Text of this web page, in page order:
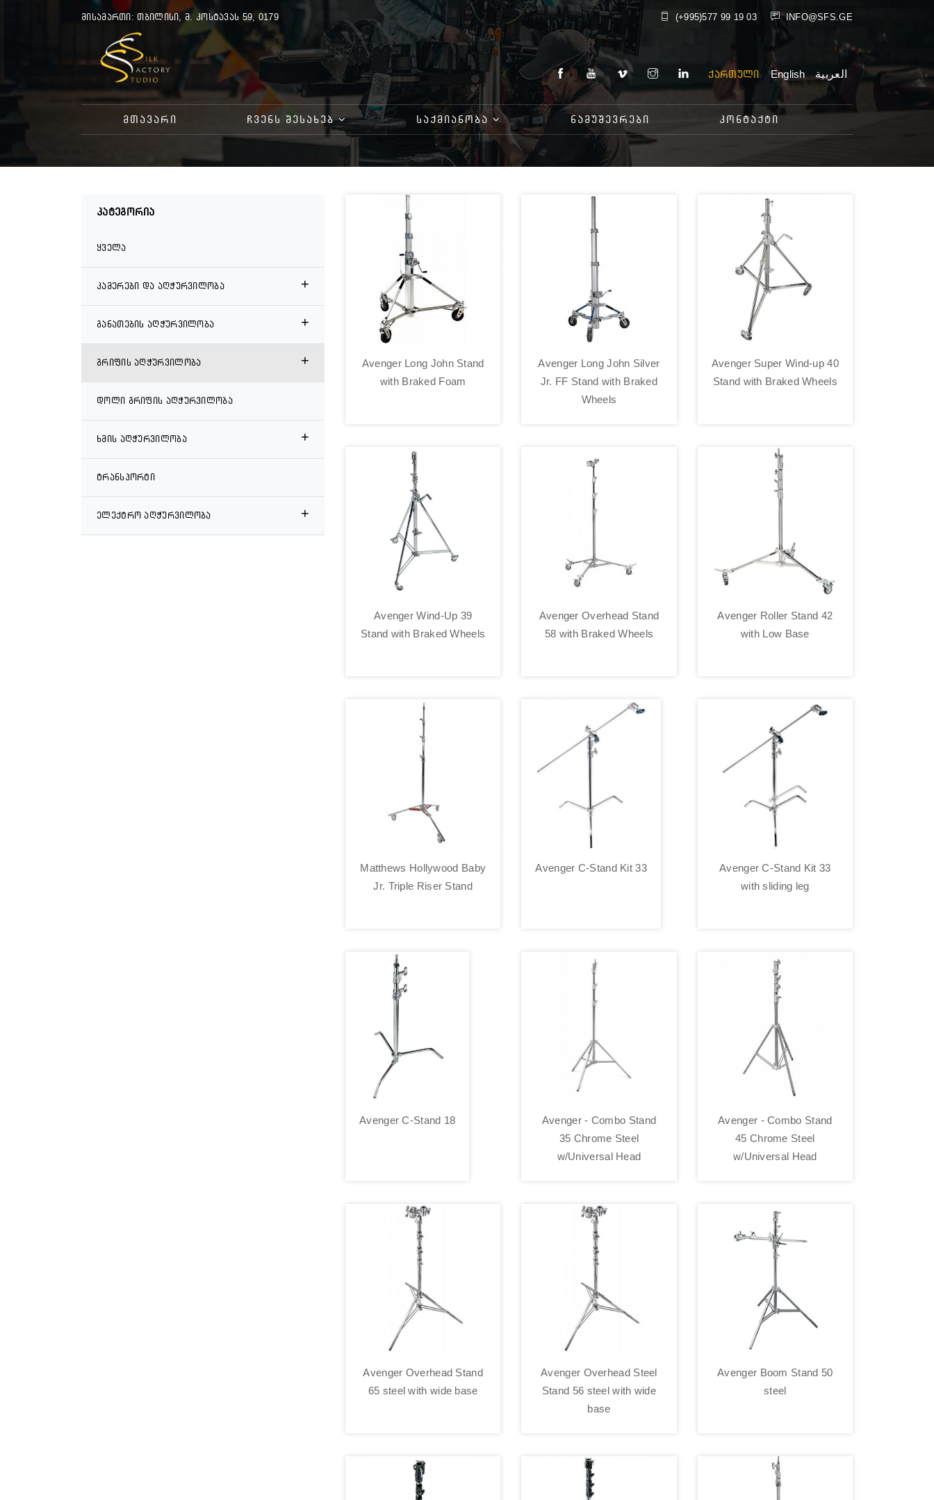
ᲛᲘᲡᲐᲛᲐᲠᲗᲘ: ᲗᲑᲘᲚᲘᲡᲘ, Მ. ᲙᲝᲡᲢᲐᲕᲐᲡ 59, 0179 (+995)577 99 19 03 INFO@SFS.GE
ᲛᲗᲐᲕᲐᲠᲘ ᲩᲕᲔᲜᲡ ᲨᲔᲡᲐᲮᲔᲑ ᲡᲐᲥᲛᲘᲐᲜᲝᲑᲐ ᲜᲐᲛᲣᲨᲔᲕᲠᲔᲑᲘ ᲙᲝᲜᲢᲐᲥᲢᲘ
ქართული English العربية
კატეგორია
ყველა
კამერები და აღჭურვილობა +
განათების აღჭურვილობა +
გრიფის აღჭურვილობა +
დოლი გრიფის აღჭურვილობა
ხმის აღჭურვილობა +
ტრანსპორტი
ელექტრო აღჭურვილობა +
Avenger Long John Stand
with Braked Foam
Avenger Long John Silver
Jr. FF Stand with Braked
Wheels
Avenger Super Wind-up 40
Stand with Braked Wheels
Avenger Wind-Up 39
Stand with Braked Wheels
Avenger Overhead Stand
58 with Braked Wheels
Avenger Roller Stand 42
with Low Base
Matthews Hollywood Baby
Jr. Triple Riser Stand
Avenger C-Stand Kit 33
Avenger C-Stand Kit 33
with sliding leg
Avenger C-Stand 18
Avenger - Combo Stand
35 Chrome Steel
w/Universal Head
Avenger - Combo Stand
45 Chrome Steel
w/Universal Head
Avenger Overhead Stand
65 steel with wide base
Avenger Overhead Steel
Stand 56 steel with wide
base
Avenger Boom Stand 50
steel